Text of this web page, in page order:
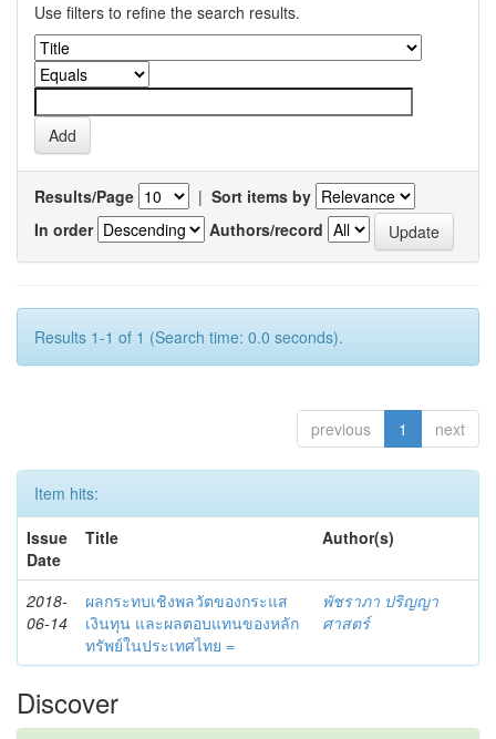
Use filters to refine the search results.
Results/Page | Sort items by
In order
Authors/record
Results 1-1 of 1 (Search time: 0.0 seconds).
previous 1 next
Item hits:
Issue
Date
Title Author(s)
2018-
06-14
ผลกระทบเชิงพลวัตของกระแส
เงินทุน และผลตอบแทนของหลัก
ทรัพย์ในประเทศไทย =
พัชราภา ปริญญา
ศาสตร์
Discover